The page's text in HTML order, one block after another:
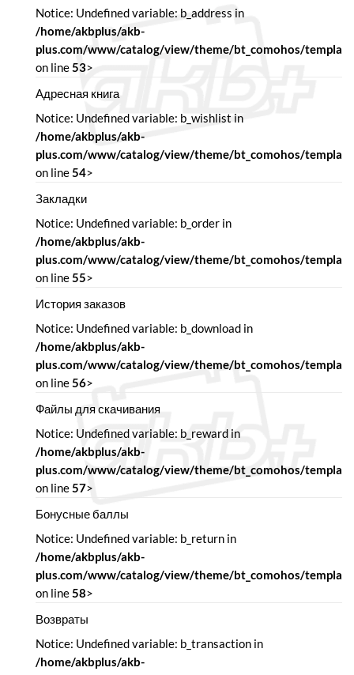
Notice: Undefined variable: b_address in
/home/akbplus/akb-
plus.com/www/catalog/view/theme/bt_comohos/
on line53>
Адресная книга
Notice: Undefined variable: b_wishlist in
/home/akbplus/akb-
plus.com/www/catalog/view/theme/bt_comohos/
on line54>
Закладки
Notice: Undefined variable: b_order in
/home/akbplus/akb-
plus.com/www/catalog/view/theme/bt_comohos/
on line55>
История заказов
Notice: Undefined variable: b_download in
/home/akbplus/akb-
plus.com/www/catalog/view/theme/bt_comohos/
on line56>
Файлы для скачивания
Notice: Undefined variable: b_reward in
/home/akbplus/akb-
plus.com/www/catalog/view/theme/bt_comohos/
on line57>
Бонусные баллы
Notice: Undefined variable: b_return in
/home/akbplus/akb-
plus.com/www/catalog/view/theme/bt_comohos/
on line58>
Возвраты
Notice: Undefined variable: b_transaction in
/home/akbplus/akb-